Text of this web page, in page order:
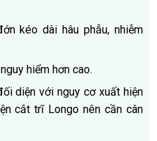
kéo dài hâu phẫu, nhiễm
hiểm hơn cao.
diện với nguy cơ xuất hiện
cắt trĩ Longo nên cần cân